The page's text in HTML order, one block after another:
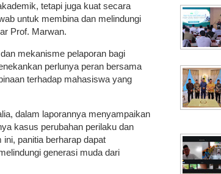
tetapi juga kuat secara
untuk membina dan melindungi
Prof. Marwan.
mekanisme pelaporan bagi
perlunya peran bersama
terhadap mahasiswa yang
dalam laporannya menyampaikan
kasus perubahan perilaku dan
panitia berharap dapat
generasi muda dari